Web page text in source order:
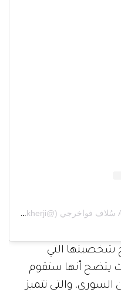
A post shared by Sulaf Fawakherji سُلاف فواخرجي (@sulaffawakherji)
شخصيتها التي
يتضح أنها ستقوم
والتي تتميز